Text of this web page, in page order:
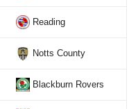
Reading
Notts County
Blackburn Rovers